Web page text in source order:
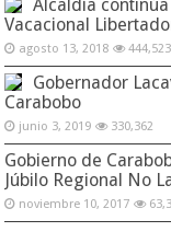
Alcaldía
Vacacional
agosto 13, 2018 444,523
Gobernador
Carabobo
junio 3, 2019 330,362
Gobierno de
Júbilo Regional No
noviembre 10, 2017